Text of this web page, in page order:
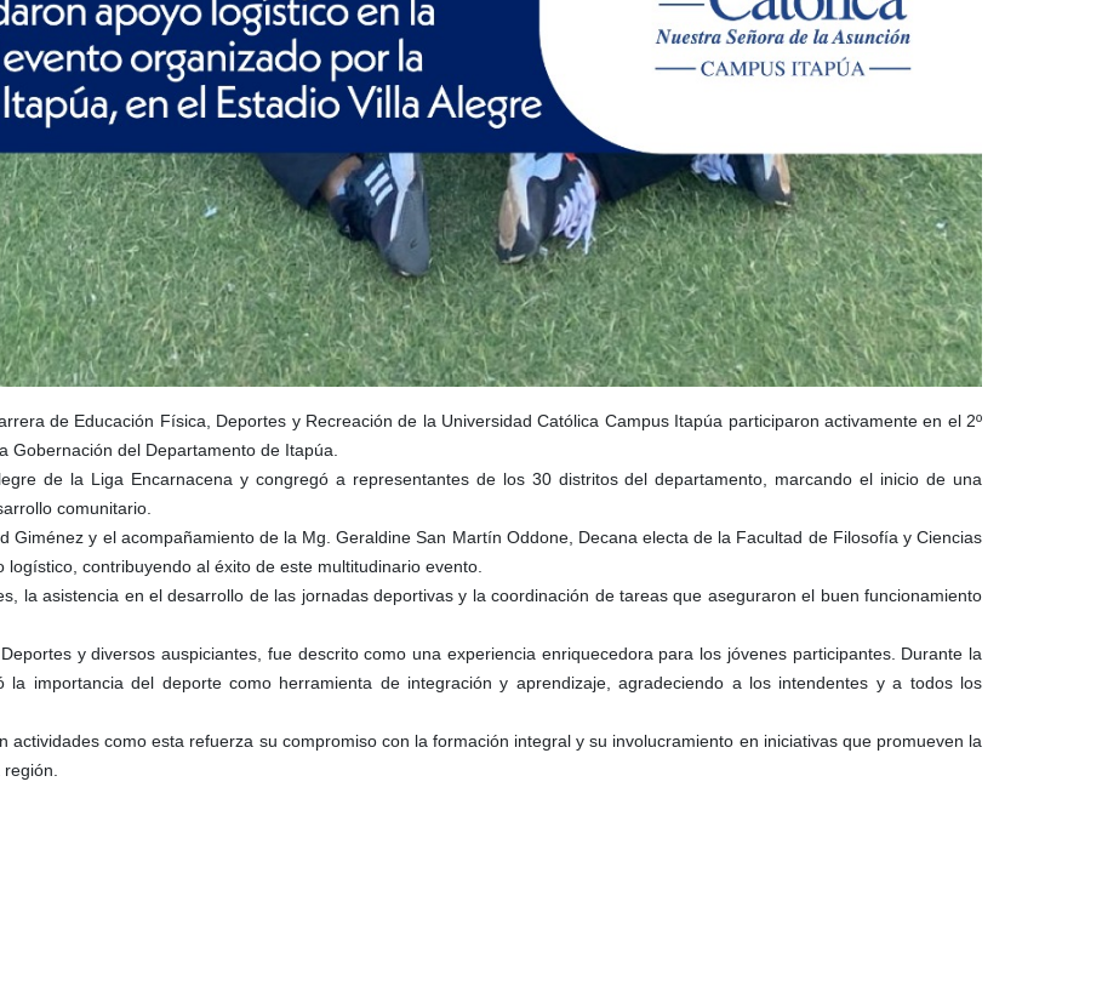
de Educación Física, Deportes y Recreación de la Universidad Católica Campus Itapúa participaron activamente en el 2º
del Departamento de Itapúa.
de la Liga Encarnacena y congregó a representantes de los 30 distritos del departamento, marcando el inicio de una
comunitario.
Giménez y el acompañamiento de la Mg. Geraldine San Martín Oddone, Decana electa de la Facultad de Filosofía y Ciencias
contribuyendo al éxito de este multitudinario evento.
la asistencia en el desarrollo de las jornadas deportivas y la coordinación de tareas que aseguraron el buen funcionamiento
y diversos auspiciantes, fue descrito como una experiencia enriquecedora para los jóvenes participantes. Durante la
la importancia del deporte como herramienta de integración y aprendizaje, agradeciendo a los intendentes y a todos los
actividades como esta refuerza su compromiso con la formación integral y su involucramiento en iniciativas que promueven la